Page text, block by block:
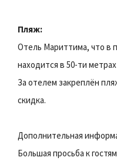
Пляж:
Отель Мариттима, что в
находится в 50-ти
За отелем закреплён
скидка.
Дополнительная
Большая просьба к